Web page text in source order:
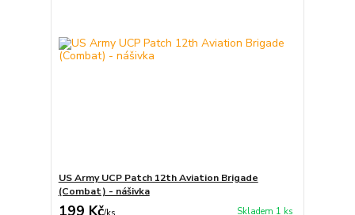
US Army UCP Patch 12th Aviation Brigade
(Combat) - nášivka
199 Kč Skladem 1 ks